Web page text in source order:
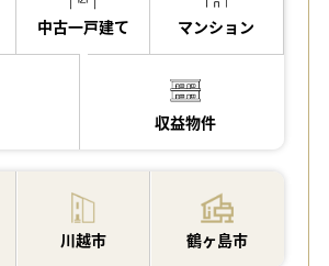
中古一戸建て マンション
収益物件
川越市 鶴ヶ島市